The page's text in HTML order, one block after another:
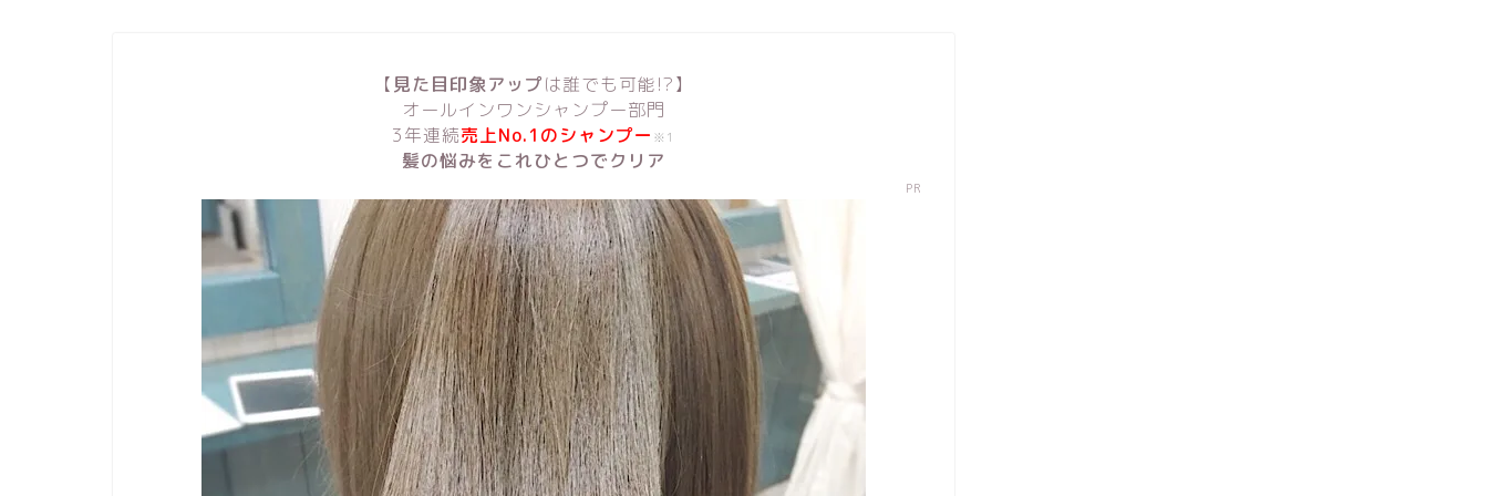
【 見た目印象アップは誰でも可能!?】
オールインワンシャンプー部門
3年連続売上No.1のシャンプー ※1
髪の悩みをこれひとつでクリア
PR